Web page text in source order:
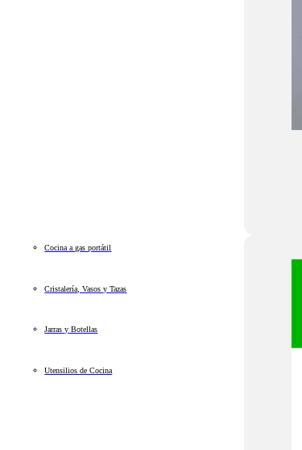
Cocina a gas portátil
Cristalería, Vasos y Tazas
Jarras y Botellas
Utensilios de Cocina